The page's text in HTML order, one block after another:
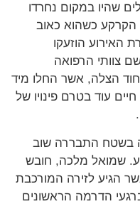
במקום נחרדו
כשהוא כאוב
הוזעקו
הרפואה
הצלה, אשר החלו מיד
עוד בטרם פינויו של
התבררה שוב
מלכה, חובש
לזירה המורכבת
הדרמה הראשונים